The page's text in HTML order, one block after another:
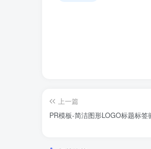
上一篇
PR模板-简洁图形LOGO标题标签